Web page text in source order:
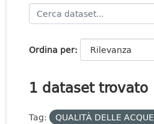
Ordina per
1 dataset trovato
Tag: QUALITÀ DELLE ACQUE